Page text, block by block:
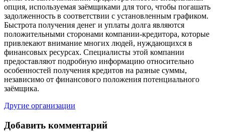
опция, используемая заёмщиками для того, чтобы погашать
задолженность в соответствии с установленным графиком.
Быстрота получения денег и уплаты долга являются
положительными сторонами компании-кредитора, которые
привлекают внимание многих людей, нуждающихся в
финансовых ресурсах. Специалисты этой компании
предоставляют подробную информацию относительно
особенностей получения кредитов на разные суммы,
независимо от финансового положения потенциального
заёмщика.
Другие организации
Добавить комментарий